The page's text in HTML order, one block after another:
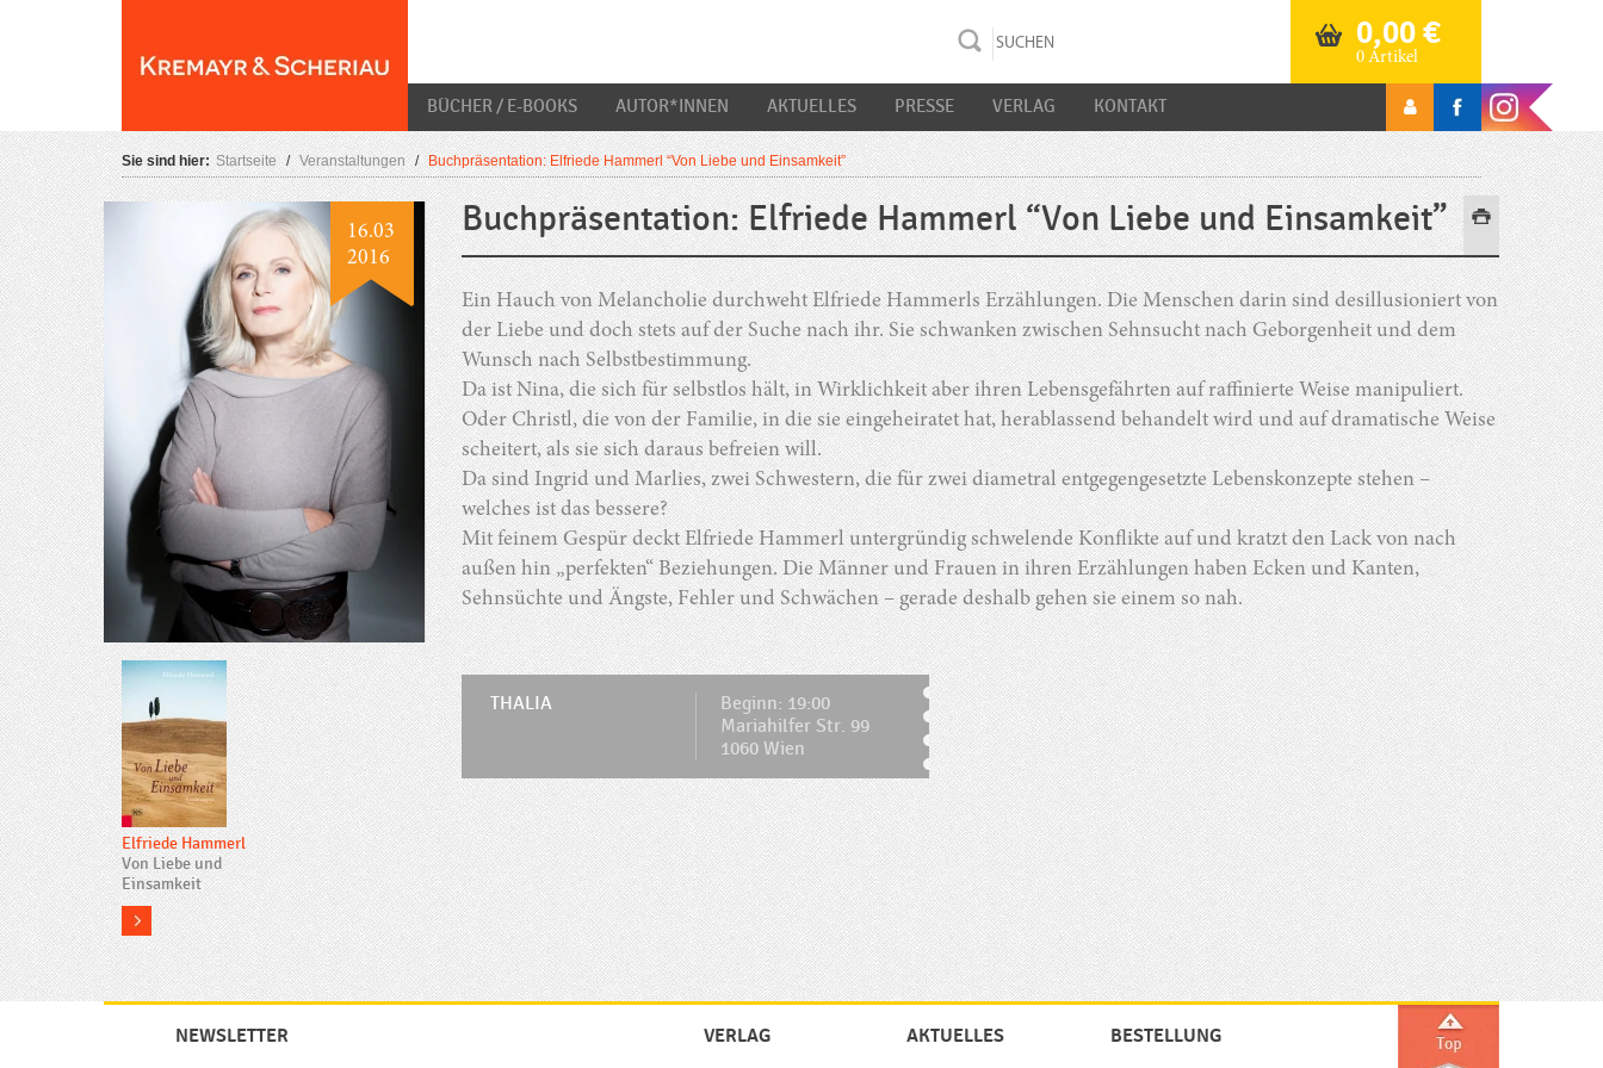
0,00€
0 Artikel
BÜCHER / E-BOOKS AUTOR*INNEN AKTUELLES PRESSE VERLAG KONTAKT
Sie sind hier: Startseite / Veranstaltungen / Buchpräsentation: Elfriede Hammerl “Von Liebe und Einsamkeit”
16.03
2016
Elfriede Hammerl
Von Liebe und
Einsamkeit
more
Buchpräsentation: Elfriede Hammerl “Von Liebe und Einsamkeit”
Ein Hauch von Melancholie durchweht Elfriede Hammerls Erzählungen. Die Menschen darin sind desillusioniert von
der Liebe und doch stets auf der Suche nach ihr. Sie schwanken zwischen Sehnsucht nach Geborgenheit und dem
Wunsch nach Selbstbestimmung.
Da ist Nina, die sich für selbstlos hält, in Wirklichkeit aber ihren Lebensgefährten auf raffinierte Weise manipuliert.
Oder Christl, die von der Familie, in die sie eingeheiratet hat, herablassend behandelt wird und auf dramatische Weise
scheitert, als sie sich daraus befreien will.
Da sind Ingrid und Marlies, zwei Schwestern, die für zwei diametral entgegengesetzte Lebenskonzepte stehen –
welches ist das bessere?
Mit feinem Gespür deckt Elfriede Hammerl untergründig schwelende Konflikte auf und kratzt den Lack von nach
außen hin „perfekten“ Beziehungen. Die Männer und Frauen in ihren Erzählungen haben Ecken und Kanten,
Sehnsüchte und Ängste, Fehler und Schwächen – gerade deshalb gehen sie einem so nah.
THALIA
Beginn: 19:00
Mariahilfer Str. 99
1060 Wien
VERLAG AKTUELLES BESTELLUNG
NEWSLETTER